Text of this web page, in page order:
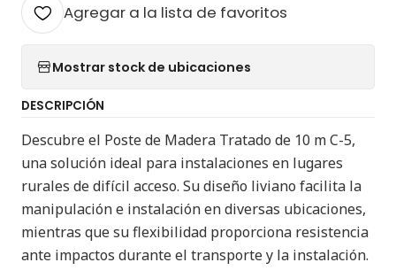
Agregar a la lista de favoritos
Mostrar stock de ubicaciones
DESCRIPCIÓN
Descubre el Poste de Madera Tratado de 10 m C-5,
una solución ideal para instalaciones en lugares
rurales de difícil acceso. Su diseño liviano facilita la
manipulación e instalación en diversas ubicaciones,
mientras que su flexibilidad proporciona resistencia
ante impactos durante el transporte y la instalación.